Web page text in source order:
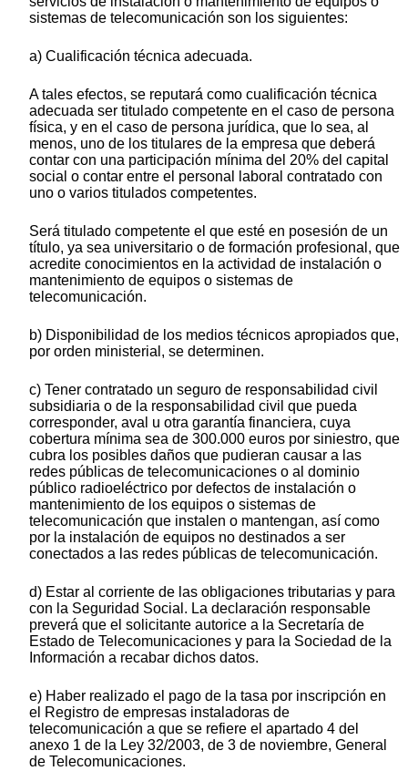
sistemas de telecomunicación son los siguientes:
a) Cualificación técnica adecuada.
A tales efectos, se reputará como cualificación técnica
adecuada ser titulado competente en el caso de persona
física, y en el caso de persona jurídica, que lo sea, al
menos, uno de los titulares de la empresa que deberá
contar con una participación mínima del 20% del capital
social o contar entre el personal laboral contratado con
uno o varios titulados competentes.
Será titulado competente el que esté en posesión de un
título, ya sea universitario o de formación profesional, que
acredite conocimientos en la actividad de instalación o
mantenimiento de equipos o sistemas de
telecomunicación.
b) Disponibilidad de los medios técnicos apropiados que,
por orden ministerial, se determinen.
c) Tener contratado un seguro de responsabilidad civil
subsidiaria o de la responsabilidad civil que pueda
corresponder, aval u otra garantía financiera, cuya
cobertura mínima sea de 300.000 euros por siniestro, que
cubra los posibles daños que pudieran causar a las
redes públicas de telecomunicaciones o al dominio
público radioeléctrico por defectos de instalación o
mantenimiento de los equipos o sistemas de
telecomunicación que instalen o mantengan, así como
por la instalación de equipos no destinados a ser
conectados a las redes públicas de telecomunicación.
d) Estar al corriente de las obligaciones tributarias y para
con la Seguridad Social. La declaración responsable
preverá que el solicitante autorice a la Secretaría de
Estado de Telecomunicaciones y para la Sociedad de la
Información a recabar dichos datos.
e) Haber realizado el pago de la tasa por inscripción en
el Registro de empresas instaladoras de
telecomunicación a que se refiere el apartado 4 del
anexo 1 de la Ley 32/2003, de 3 de noviembre, General
de Telecomunicaciones.